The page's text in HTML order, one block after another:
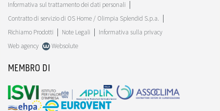
Informativa sul trattamento dei dati personali
Contratto di servizio di OS Home / Olimpia Splendid S.p.a.
Richiamo Prodotti
Note Legali
Informativa sulla privacy
Web agency
Websolute
MEMBRO DI